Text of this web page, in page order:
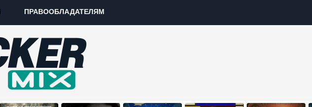
ПРАВООБЛАДАТЕЛЯМ